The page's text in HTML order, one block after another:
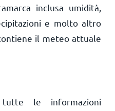
inclusa umidità,
e molto altro
il meteo attuale
tutte le informazioni